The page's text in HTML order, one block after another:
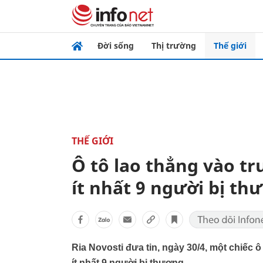
Đời sống Thị trường Thế giới
THẾ GIỚI
Ô tô lao thẳng vào
ít nhất 9 người bị
Ria Novosti đưa tin, ngày 30/4, một chiếc